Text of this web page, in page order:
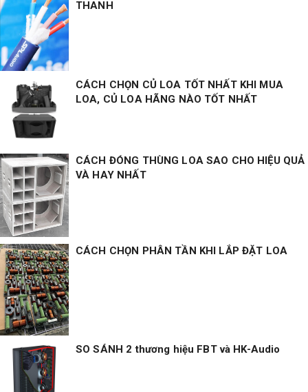
THANH
CÁCH CHỌN CỦ LOA TỐT NHẤT KHI MUA
LOA, CỦ LOA HÃNG NÀO TỐT NHẤT
CÁCH ĐÓNG THÙNG LOA SAO CHO HIỆU QUẢ
VÀ HAY NHẤT
CÁCH CHỌN PHÂN TẦN KHI LẮP ĐẶT LOA
SO SÁNH 2 thương hiệu FBT và HK-Audio